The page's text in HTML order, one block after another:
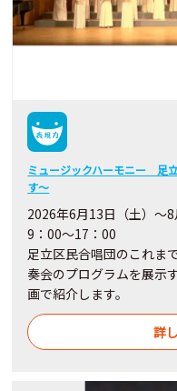
ミュージックハーモニー 足
す～
2026年6月13日（土）～8
9：00～17：00
足立区民合唱団のこれま
奏会のプログラムを展示
画で紹介します。
詳